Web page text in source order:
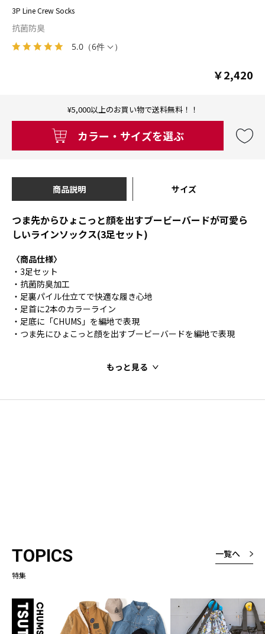
5.0 （6件 ）
3P Line Crew Socks
抗菌防臭
￥2,420
¥5,000以上のお買い物で送料無料！！
カラー・サイズを選ぶ
商品説明 サイズ
つま先からひょこっと顔を出すブービーバードが可愛ら
しいラインソックス(3足セット)
〈商品仕様〉
・3足セット
・抗菌防臭加工
・足裏パイル仕立てで快適な履き心地
・足首に2本のカラーライン
・足底に「CHUMS」を編地で表現
・つま先にひょこっと顔を出すブービーバードを編地で表現
もっと見る
TOPICS
特集
一覧へ